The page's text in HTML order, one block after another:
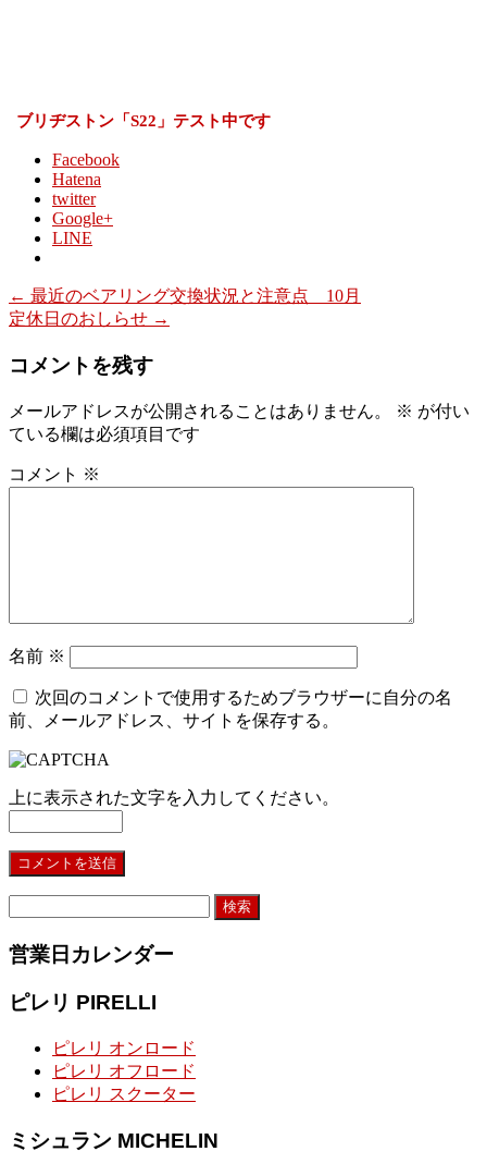
ブリヂストン「S22」テスト中です
Facebook
Hatena
twitter
Google+
LINE
← 最近のベアリング交換状況と注意点 10月
定休日のおしらせ →
コメントを残す
メールアドレスが公開されることはありません。 ※ が付い
ている欄は必須項目です
コメント ※
名前 ※
次回のコメントで使用するためブラウザーに自分の名
前、メールアドレス、サイトを保存する。
上に表示された文字を入力してください。
営業日カレンダー
ピレリ PIRELLI
ピレリ オンロード
ピレリ オフロード
ピレリ スクーター
ミシュラン MICHELIN